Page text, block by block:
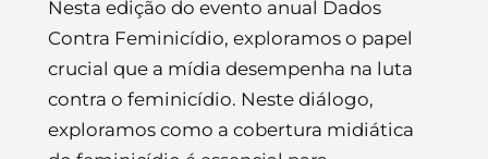
Nesta edição do evento anual Dados
Contra Feminicídio, exploramos o papel
crucial que a mídia desempenha na luta
contra o feminicídio. Neste diálogo,
exploramos como a cobertura midiática